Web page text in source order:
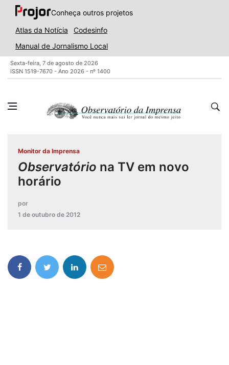
Conheça outros projetos
Atlas da Notícia
Codesinfo
Manual de Jornalismo Local
Sexta-feira, 7 de agosto de 2026
ISSN 1519-7670 - Ano 2026 - nº 1400
Monitor da Imprensa
Observatório na TV em novo
horário
por
1 de outubro de 2012